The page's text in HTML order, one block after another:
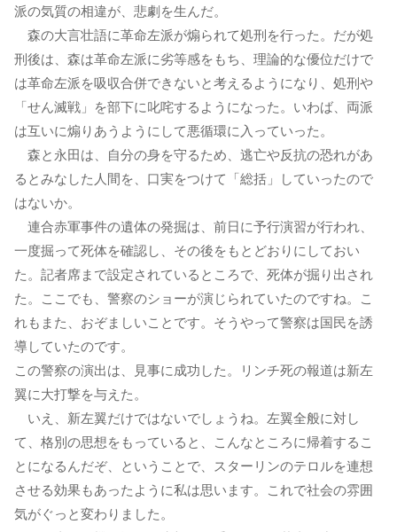
派の気質の相違が、悲劇を生んだ。
森の大言壮語に革命左派が煽られて処刑を行った。だが処
刑後は、森は革命左派に劣等感をもち、理論的な優位だけで
は革命左派を吸収合併できないと考えるようになり、処刑や
「せん滅戦」を部下に叱咤するようになった。いわば、両派
は互いに煽りあうようにして悪循環に入っていった。
森と永田は、自分の身を守るため、逃亡や反抗の恐れがあ
るとみなした人間を、口実をつけて「総括」していったので
はないか。
連合赤軍事件の遺体の発掘は、前日に予行演習が行われ、
一度掘って死体を確認し、その後をもとどおりにしておい
た。記者席まで設定されているところで、死体が掘り出され
た。ここでも、警察のショーが演じられていたのですね。こ
れもまた、おぞましいことです。そうやって警察は国民を誘
導していたのです。
この警察の演出は、見事に成功した。リンチ死の報道は新左
翼に大打撃を与えた。
いえ、新左翼だけではないでしょうね。左翼全般に対し
て、格別の思想をもっていると、こんなところに帰着するこ
とになるんだぞ、ということで、スターリンのテロルを連想
させる効果もあったように私は思います。これで社会の雰囲
気がぐっと変わりました。